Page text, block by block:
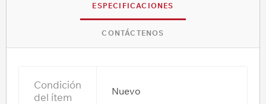
ESPECIFICACIONES
CONTÁCTENOS
Condición
del ítem
Nuevo